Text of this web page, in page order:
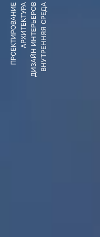
ПРОЕКТИРОВАНИЕАРХИТЕКТУРАДИЗАЙН ИНТЕРЬЕРОВВНУТРЕННЯЯ СРЕДА